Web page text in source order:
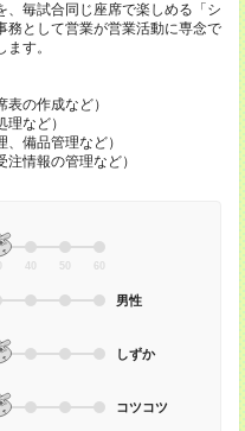
、毎試合同じ座席で楽しめる「シ
務として営業が営業活動に専念で
す。
の作成など）
など）
備品管理など）
情報の管理など）
40 50 60
男性
しずか
コツコツ